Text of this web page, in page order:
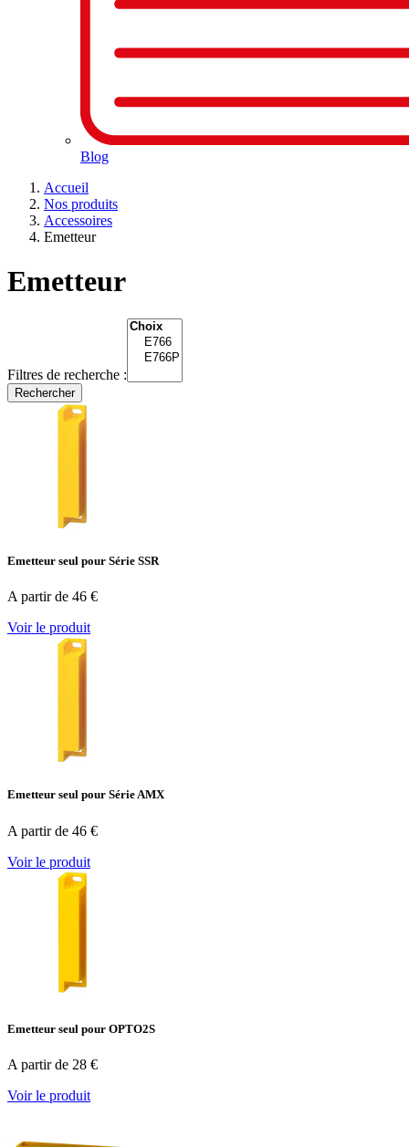
Blog
Accueil
Nos produits
Accessoires
Emetteur
Emetteur
Filtres de recherche :
Rechercher
Emetteur seul pour Série SSR
A partir de 46 €
Voir le produit
Emetteur seul pour Série AMX
A partir de 46 €
Voir le produit
Emetteur seul pour OPTO2S
A partir de 28 €
Voir le produit